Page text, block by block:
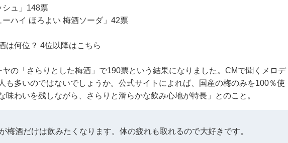
シュ」148票
ハイ ほろよい 梅酒ソーダ」42票
は何位？ 4位以降はこちら
の「さらりとした梅酒」で190票という結果になりました。CMで聞くメロデ
も多いのではないでしょうか。公式サイトによれば、国産の梅のみを100％使
味わいを残しながら、さらりと滑らかな飲み心地が特長」とのこと。
梅酒だけは飲みたくなります。体の疲れも取れるので大好きです。